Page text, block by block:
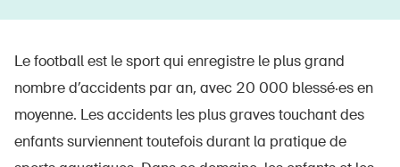
Le football est le sport qui enregistre le plus grand
nombre d’accidents par an, avec 20 000 blessé·es en
moyenne. Les accidents les plus graves touchant des
enfants surviennent toutefois durant la pratique de